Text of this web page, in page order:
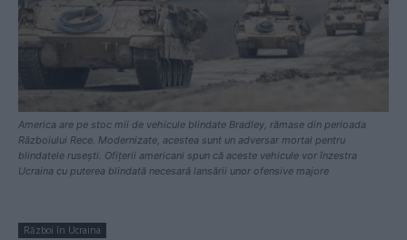
America are pe stoc mii de vehicule blindate Bradley, rămase din perioada
Războiului Rece. Modernizate, acestea sunt un adversar mortal pentru
blindatele rusești. Ofițerii americani spun că aceste vehicule vor înzestra
Ucraina cu puterea blindată necesară lansării unor ofensive majore
Război în Ucraina